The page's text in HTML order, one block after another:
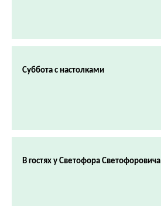
Суббота с настолками
В гостях у Светофора Светофоровича